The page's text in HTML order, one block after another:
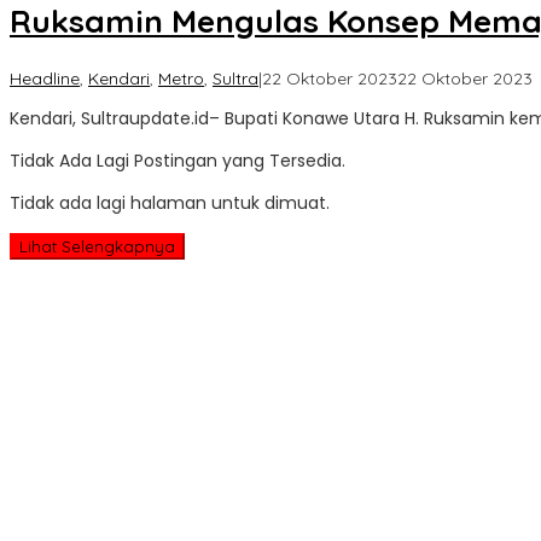
Ruksamin Mengulas Konsep
Headline, Kendari, Metro, Sultra|22 Oktober 202322 Oktober 2023
Kendari, Sultraupdate.id– Bupati Konawe Utara H. Ruksamin
Tidak Ada Lagi Postingan yang Tersedia.
Tidak ada lagi halaman untuk dimuat.
Lihat Selengkapnya